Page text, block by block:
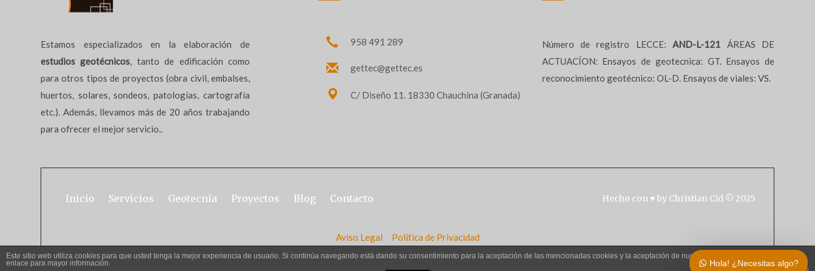
Hola! ¿Necesitas algo?
Estamos especializados en la elaboración de
estudios geotécnicos, tanto de edificación como
para otros tipos de proyectos (obra civil, embalses,
huertos, solares, sondeos, patologías, cartografía
etc.). Además, llevamos más de 20 años trabajando
para ofrecer el mejor servicio..
958 491 289
gettec@gettec.es
C/ Diseño 11. 18330 Chauchina (Granada)
Número de registro LECCE:AND-L-121 ÁREAS DE
ACTUACÍON: Ensayos de geotecnica: GT. Ensayos de
reconocimiento geotécnico: OL-D. Ensayos de viales: VS.
Inicio Servicios Geotecnia Proyectos Blog Contacto Hecho con ♥ by Christian Cid© 2025
Aviso Legal Política de Privacidad
Este sitio web utiliza cookies para que usted tenga la mejor experiencia de usuario. Si continúa navegando está dando su consentimiento para la aceptación de las mencionadas cookies y la aceptación de nuestra
enlace para mayor información.